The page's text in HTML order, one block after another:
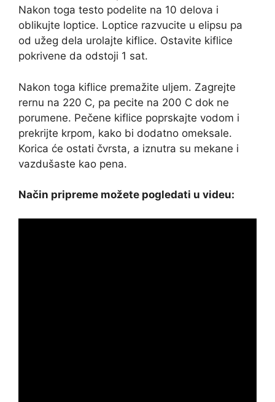
Nakon toga testo podelite na 10 delova i
oblikujte loptice. Loptice razvucite u elipsu pa
od užeg dela urolajte kiflice. Ostavite kiflice
pokrivene da odstoji 1 sat.
Nakon toga kiflice premažite uljem. Zagrejte
rernu na 220 C, pa pecite na 200 C dok ne
porumene. Pečene kiflice poprskajte vodom i
prekrijte krpom, kako bi dodatno omeksale.
Korica će ostati čvrsta, a iznutra su mekane i
vazdušaste kao pena.
Način pripreme možete pogledati u videu: